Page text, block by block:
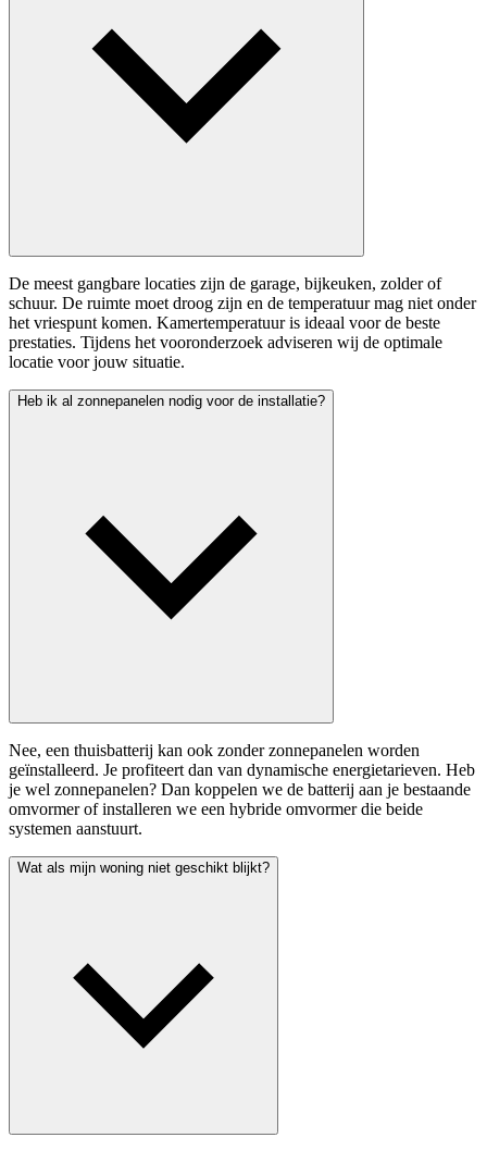
De meest gangbare locaties zijn de garage, bijkeuken, zolder of
schuur. De ruimte moet droog zijn en de temperatuur mag niet onder
het vriespunt komen. Kamertemperatuur is ideaal voor de beste
prestaties. Tijdens het vooronderzoek adviseren wij de optimale
locatie voor jouw situatie.
Heb ik al zonnepanelen nodig voor de installatie?
Nee, een thuisbatterij kan ook zonder zonnepanelen worden
geïnstalleerd. Je profiteert dan van dynamische energietarieven. Heb
je wel zonnepanelen? Dan koppelen we de batterij aan je bestaande
omvormer of installeren we een hybride omvormer die beide
systemen aanstuurt.
Wat als mijn woning niet geschikt blijkt?